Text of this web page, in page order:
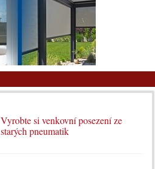
Vyrobte si venkovní posezení ze
starých pneumatik